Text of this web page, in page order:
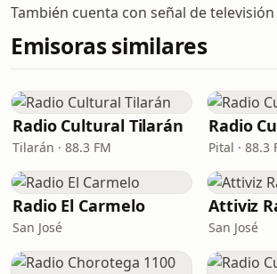
También cuenta con señal de
Emisoras similares
Radio Cultural Tilarán
Tilarán · 88.3 FM
Radio
Pital · 88.3
Radio El Carmelo
San José
Attiviz
San José